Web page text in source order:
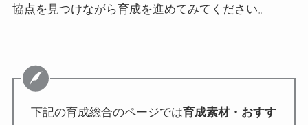
協点を見つけながら育成を進めてみてください。
下記の育成総合のページでは育成素材・おすす